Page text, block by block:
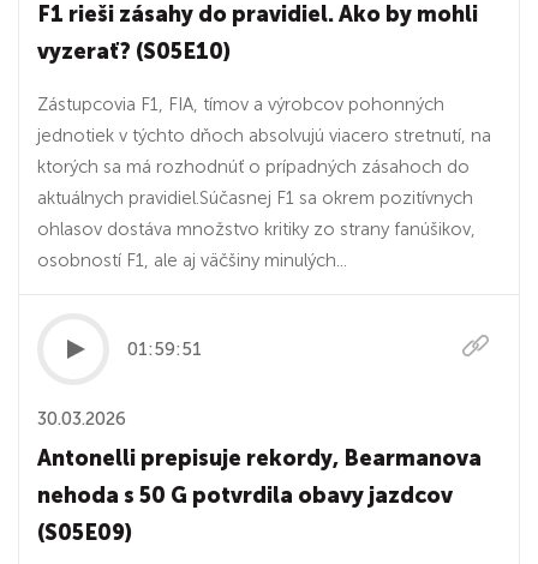
F1 rieši zásahy do pravidiel. Ako by mohli
vyzerať? (S05E10)
Zástupcovia F1, FIA, tímov a výrobcov pohonných
jednotiek v týchto dňoch absolvujú viacero stretnutí, na
ktorých sa má rozhodnúť o prípadných zásahoch do
aktuálnych pravidiel.Súčasnej F1 sa okrem pozitívnych
ohlasov dostáva množstvo kritiky zo strany fanúšikov,
osobností F1, ale aj väčšiny minulých...
01:59:51
30.03.2026
Antonelli prepisuje rekordy, Bearmanova
nehoda s 50 G potvrdila obavy jazdcov
(S05E09)